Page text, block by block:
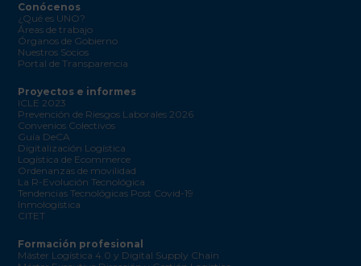
Conócenos
¿Qué es UNO?
Áreas de trabajo
Órganos de Gobierno
Nuestros Socios
Portal de Transparencia
Proyectos e informes
ICLE 2023
Prevención de Riesgos Laborales 2026
Convenios Colectivos
Guía DeCA
Digitalización Logística
Logística de Ecommerce
Ordenanzas de movilidad
La R-Evolución Tecnológica
Tendencias Tecnológicas Post Covid-19
Inmologística
CITET
Formación profesional
Máster Logística 4.0 y Digital Supply Chain